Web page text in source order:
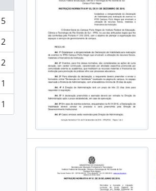
5
2
2
1
1